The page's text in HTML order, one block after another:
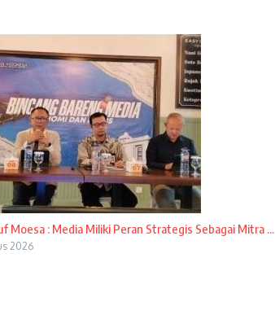
Moesa : Media Miliki Peran Strategis Sebagai Mitra ...
2026